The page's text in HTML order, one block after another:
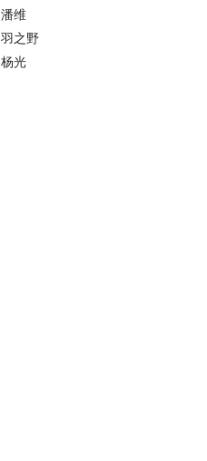
潘维
羽之野
杨光